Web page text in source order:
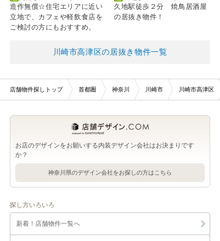
造作無償☆住宅エリアに近い
立地で、カフェや軽飲食店を
ご検討の方にもおすすめ。
久地駅徒歩２分 焼鳥居酒屋
の居抜き物件！
川崎市高津区の居抜き物件一覧
店舗物件探しトップ 首都圏 神奈川 川崎市 川崎市高津区
お店のデザインをお願いする内装デザイン会社はお決まりです
か？
神奈川県のデザイン会社をお探しの方はこちら
探し方いろいろ
新着！店舗物件一覧へ